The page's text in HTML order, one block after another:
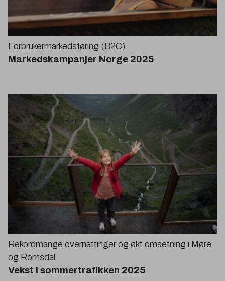
Forbrukermarkedsføring ( B2C)
Markedskampanjer Norge 2025
Rekordmange overnattinger og økt omsetning i Møre
og Romsdal
Vekst i sommertrafikken 2025